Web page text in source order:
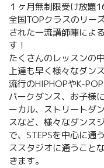
１ヶ月無制限受け放題
全国TOPクラスのリー
された一流講師陣によ
す！
たくさんのレッスンの
上達も早く様々なダン
流行のHIPHOPやK-
パークダンス、お子様
ーカル、ストリートダ
スなど、様々なダンス
で、STEPSを中心に通
ススタジオに通うこと
きます。